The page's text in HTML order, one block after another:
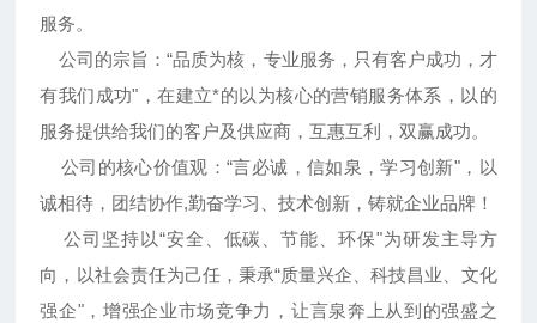
服务。
公司的宗旨：“品质为核，专业服务，只有客户成功，才
有我们成功"，在建立*的以为核心的营销服务体系，以的
服务提供给我们的客户及供应商，互惠互利，双赢成功。
公司的核心价值观：“言必诚，信如泉，学习创新"，以
诚相待，团结协作,勤奋学习、技术创新，铸就企业品牌！
公司坚持以“安全、低碳、节能、环保"为研发主导方
向，以社会责任为己任，秉承“质量兴企、科技昌业、文化
强企"，增强企业市场竞争力，让言泉奔上从到的强盛之